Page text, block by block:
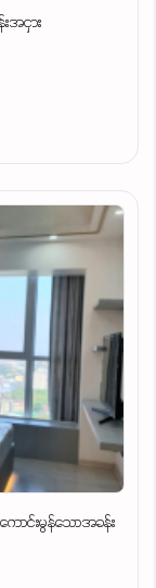
အငှား
ောင်းမွန်သောအခန်း